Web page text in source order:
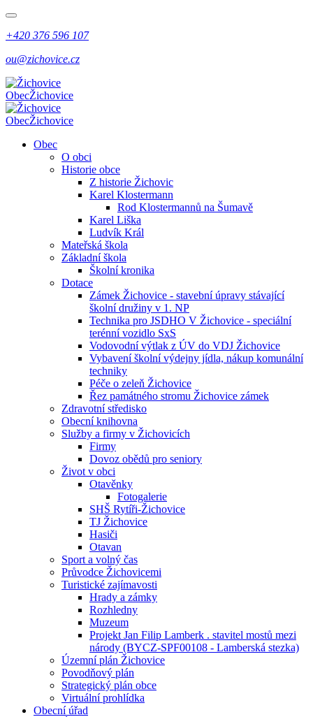
+420 376 596 107
ou@zichovice.cz
ObecŽichovice
ObecŽichovice
Obec
O obci
Historie obce
Z historie Žichovic
Karel Klostermann
Rod Klostermannů na Šumavě
Karel Liška
Ludvík Král
Mateřská škola
Základní škola
Školní kronika
Dotace
Zámek Žichovice - stavební úpravy stávající
školní družiny v 1. NP
Technika pro JSDHO V Žichovice - speciální
terénní vozidlo SxS
Vodovodní výtlak z ÚV do VDJ Žichovice
Vybavení školní výdejny jídla, nákup komunální
techniky
Péče o zeleň Žichovice
Řez památného stromu Žichovice zámek
Zdravotní středisko
Obecní knihovna
Služby a firmy v Žichovicích
Firmy
Dovoz obědů pro seniory
Život v obci
Otavěnky
Fotogalerie
SHŠ Rytíři-Žichovice
TJ Žichovice
Hasiči
Otavan
Sport a volný čas
Průvodce Žichovicemi
Turistické zajímavosti
Hrady a zámky
Rozhledny
Muzeum
Projekt Jan Filip Lamberk . stavitel mostů mezi
národy (BYCZ-SPF00108 - Lamberská stezka)
Územní plán Žichovice
Povodňový plán
Strategický plán obce
Virtuální prohlídka
Obecní úřad